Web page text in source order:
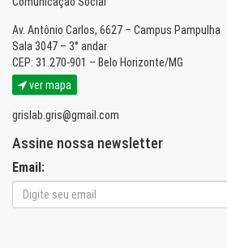
Av. Antônio Carlos, 6627 – Campus Pampulha
Sala 3047 – 3° andar
CEP: 31.270-901 – Belo Horizonte/MG
ver mapa
grislab.gris@gmail.com
Assine nossa newsletter
Email: